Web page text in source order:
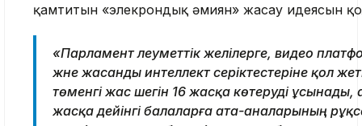
қамтитын «элекрондық әмиян» жасау идеясын
«Парламент әлеуметтік желілерге, видео
және жасанды интеллект серіктестеріне қол
төменгі жас шегін 16 жасқа көтеруді ұсынады,
жасқа дейінгі балаларға ата-аналарының